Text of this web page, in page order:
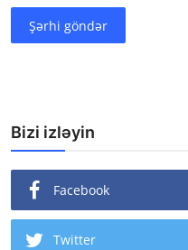
Şərhi göndər
Bizi izləyin
Facebook
Twitter